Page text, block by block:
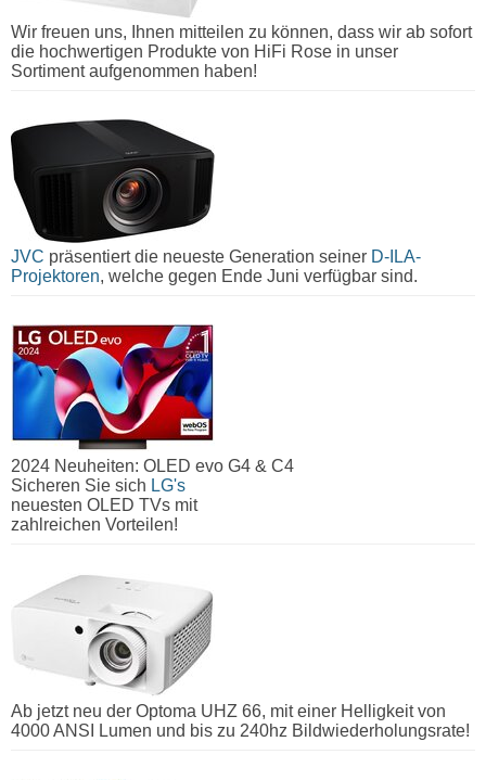
Wir freuen uns, Ihnen mitteilen zu können, dass wir ab sofort
die hochwertigen Produkte von HiFi Rose in unser
Sortiment aufgenommen haben!
JVC präsentiert die neueste Generation seiner D-ILA-
Projektoren, welche gegen Ende Juni verfügbar sind.
2024 Neuheiten: OLED evo G4 & C4
Sicheren Sie sich LG's
neuesten OLED TVs mit
zahlreichen Vorteilen!
Ab jetzt neu der Optoma UHZ 66, mit einer Helligkeit von
4000 ANSI Lumen und bis zu 240hz Bildwiederholungsrate!